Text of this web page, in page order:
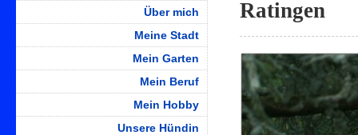
Ratingen
Über mich
Meine Stadt
Mein Garten
Mein Beruf
Mein Hobby
Unsere Hündin